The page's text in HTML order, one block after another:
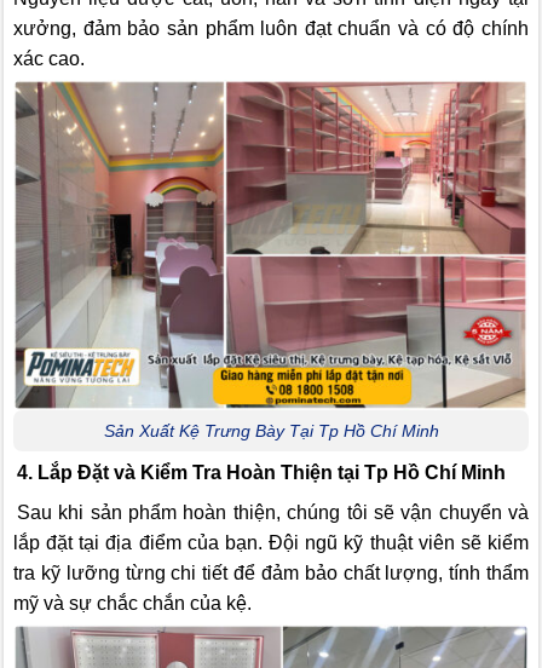
xưởng, đảm bảo sản phẩm luôn đạt chuẩn và có độ chính
xác cao.
Sản Xuất Kệ Trưng Bày Tại Tp Hồ Chí Minh
4. Lắp Đặt và Kiểm Tra Hoàn Thiện tại Tp Hồ Chí Minh
Sau khi sản phẩm hoàn thiện, chúng tôi sẽ vận chuyển và
lắp đặt tại địa điểm của bạn. Đội ngũ kỹ thuật viên sẽ kiểm
tra kỹ lưỡng từng chi tiết để đảm bảo chất lượng, tính thẩm
mỹ và sự chắc chắn của kệ.